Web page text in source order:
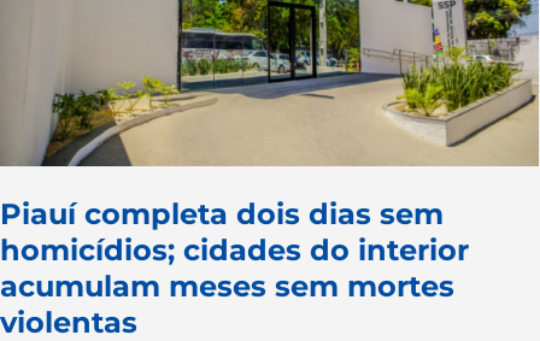
Piauí completa dois dias sem
homicídios; cidades do interior
acumulam meses sem mortes
violentas